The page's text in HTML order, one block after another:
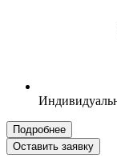
Подробнее
Оставить заявку